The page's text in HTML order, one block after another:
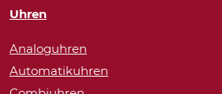
Uhren
Analoguhren
Automatikuhren